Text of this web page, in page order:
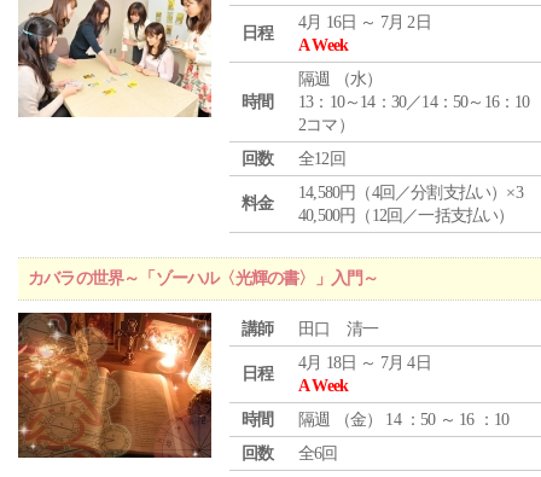
日程
4月 16日 ～ 7月 2日
A Week
時間
隔週 （水）
13：10～14：30／14：50～16：10
2コマ）
回数
全12回
料金
14,580円（4回／分割支払い）×3
40,500円（12回／一括支払い）
カバラの世界～「ゾーハル〈光輝の書〉」入門～
講師 田口 清一
日程
4月 18日 ～ 7月 4日
A Week
時間
隔週 （金） 14 ：50 ～ 16 ：10
回数
全6回